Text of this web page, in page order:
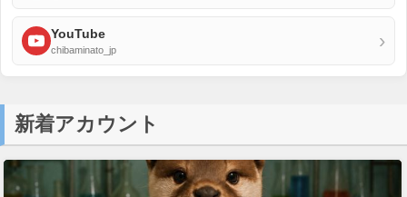
YouTube
chibaminato_jp ›
新着アカウント